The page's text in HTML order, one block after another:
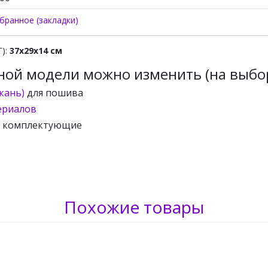
(закладки)
37х29х14 см
модели можно изменить (на
для пошива
комплектующие
Похожие товары